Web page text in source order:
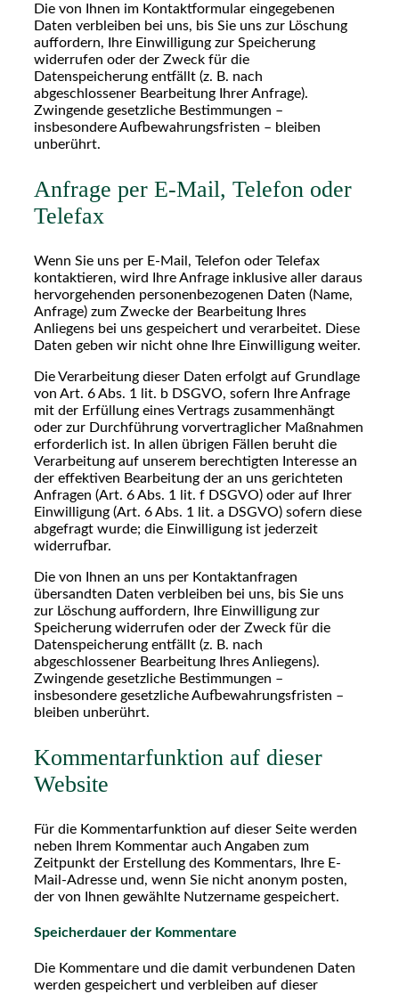
Die von Ihnen im Kontaktformular eingegebenen
Daten verbleiben bei uns, bis Sie uns zur Löschung
auffordern, Ihre Einwilligung zur Speicherung
widerrufen oder der Zweck für die
Datenspeicherung entfällt (z. B. nach
abgeschlossener Bearbeitung Ihrer Anfrage).
Zwingende gesetzliche Bestimmungen –
insbesondere Aufbewahrungsfristen – bleiben
unberührt.
Anfrage per E-Mail, Telefon oder
Telefax
Wenn Sie uns per E-Mail, Telefon oder Telefax
kontaktieren, wird Ihre Anfrage inklusive aller daraus
hervorgehenden personenbezogenen Daten (Name,
Anfrage) zum Zwecke der Bearbeitung Ihres
Anliegens bei uns gespeichert und verarbeitet. Diese
Daten geben wir nicht ohne Ihre Einwilligung weiter.
Die Verarbeitung dieser Daten erfolgt auf Grundlage
von Art. 6 Abs. 1 lit. b DSGVO, sofern Ihre Anfrage
mit der Erfüllung eines Vertrags zusammenhängt
oder zur Durchführung vorvertraglicher Maßnahmen
erforderlich ist. In allen übrigen Fällen beruht die
Verarbeitung auf unserem berechtigten Interesse an
der effektiven Bearbeitung der an uns gerichteten
Anfragen (Art. 6 Abs. 1 lit. f DSGVO) oder auf Ihrer
Einwilligung (Art. 6 Abs. 1 lit. a DSGVO) sofern diese
abgefragt wurde; die Einwilligung ist jederzeit
widerrufbar.
Die von Ihnen an uns per Kontaktanfragen
übersandten Daten verbleiben bei uns, bis Sie uns
zur Löschung auffordern, Ihre Einwilligung zur
Speicherung widerrufen oder der Zweck für die
Datenspeicherung entfällt (z. B. nach
abgeschlossener Bearbeitung Ihres Anliegens).
Zwingende gesetzliche Bestimmungen –
insbesondere gesetzliche Aufbewahrungsfristen –
bleiben unberührt.
Kommentar­funktion auf dieser
Website
Für die Kommentarfunktion auf dieser Seite werden
neben Ihrem Kommentar auch Angaben zum
Zeitpunkt der Erstellung des Kommentars, Ihre E-
Mail-Adresse und, wenn Sie nicht anonym posten,
der von Ihnen gewählte Nutzername gespeichert.
Speicherdauer der Kommentare
Die Kommentare und die damit verbundenen Daten
werden gespeichert und verbleiben auf dieser